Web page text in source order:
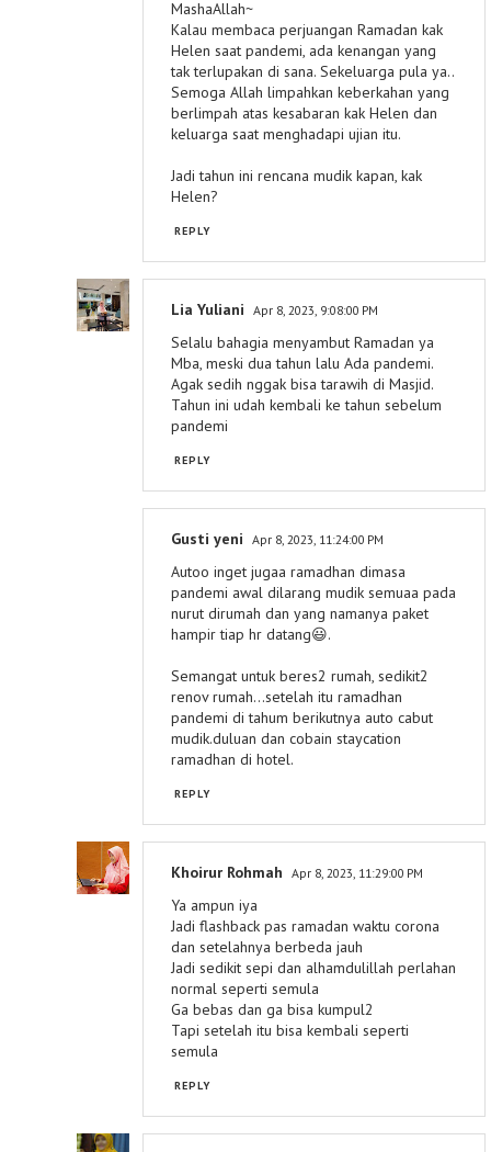
MashaAllah~
Kalau membaca perjuangan Ramadan kak
Helen saat pandemi, ada kenangan yang
tak terlupakan di sana. Sekeluarga pula ya..
Semoga Allah limpahkan keberkahan yang
berlimpah atas kesabaran kak Helen dan
keluarga saat menghadapi ujian itu.
Jadi tahun ini rencana mudik kapan, kak
Helen?
REPLY
Lia Yuliani Apr 8, 2023, 9:08:00 PM
Selalu bahagia menyambut Ramadan ya
Mba, meski dua tahun lalu Ada pandemi.
Agak sedih nggak bisa tarawih di Masjid.
Tahun ini udah kembali ke tahun sebelum
pandemi
REPLY
Gusti yeni Apr 8, 2023, 11:24:00 PM
Autoo inget jugaa ramadhan dimasa
pandemi awal dilarang mudik semuaa pada
nurut dirumah dan yang namanya paket
hampir tiap hr datang😃.
Semangat untuk beres2 rumah, sedikit2
renov rumah...setelah itu ramadhan
pandemi di tahum berikutnya auto cabut
mudik.duluan dan cobain staycation
ramadhan di hotel.
REPLY
Khoirur Rohmah Apr 8, 2023, 11:29:00 PM
Ya ampun iya
Jadi flashback pas ramadan waktu corona
dan setelahnya berbeda jauh
Jadi sedikit sepi dan alhamdulillah perlahan
normal seperti semula
Ga bebas dan ga bisa kumpul2
Tapi setelah itu bisa kembali seperti
semula
REPLY